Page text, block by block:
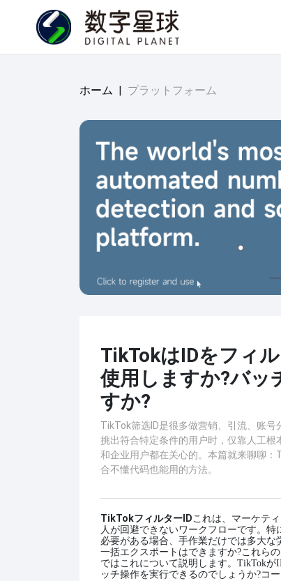
ホーム | プラットフォーム
TikTokはIDをフィ
使用しますか?バッ
すか?
TikTok筛选ID是很多做营销、引流、账
挑出符合特定条件的用户时，仅靠人工
和企业用户都在关心的。本篇就来聊聊
合不懂代码也能用的方法。
TikTokフィルターIDこれは、マーケテ
人が回避できないワークフローです。
必要がある場合、手作業だけでは多大
一括エクスポートはできますか?これら
ではこれについて説明します。 TikTokが
ッチ操作を実行できるのでしょうか?コ